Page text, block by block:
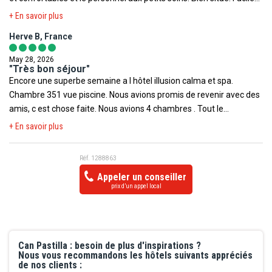
d'accès. Tous commerces et services de restauration à proximité.
+ En savoir plus
Herve B, France
May 28, 2026
"Très bon séjour"
Encore une superbe semaine a l hôtel illusion calma et spa.
Chambre 351 vue piscine. Nous avions promis de revenir avec des
amis, c est chose faite. Nous avions 4 chambres . Tout le
personnel est toujours aussi formidable, les femmes de ménage,
souhaitent, comme nous revenir. Pour nous la qualité des repas
était tres bonne. Les ballades autour de l hôtel, les plages a
+ En savoir plus
Réf. 1288863
Appeler un conseiller
prix d’un appel local
Can Pastilla : besoin de plus d'inspirations ?
Nous vous recommandons les hôtels suivants appréciés
de nos clients :